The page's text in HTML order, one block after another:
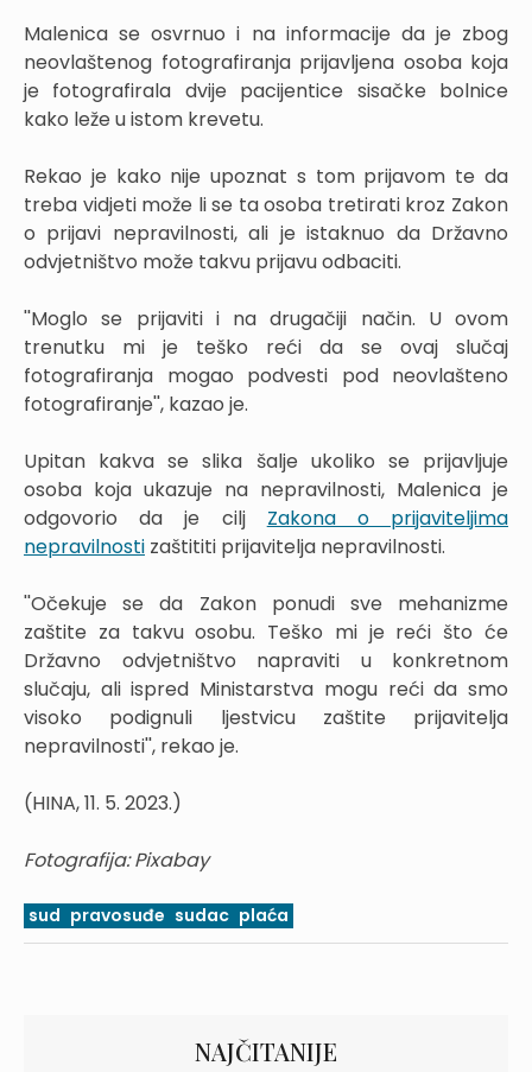
Malenica se osvrnuo i na informacije da je zbog
neovlaštenog fotografiranja prijavljena osoba koja
je fotografirala dvije pacijentice sisačke bolnice
kako leže u istom krevetu.
Rekao je kako nije upoznat s tom prijavom te da
treba vidjeti može li se ta osoba tretirati kroz Zakon
o prijavi nepravilnosti, ali je istaknuo da Državno
odvjetništvo može takvu prijavu odbaciti.
''Moglo se prijaviti i na drugačiji način. U ovom
trenutku mi je teško reći da se ovaj slučaj
fotografiranja mogao podvesti pod neovlašteno
fotografiranje'', kazao je.
Upitan kakva se slika šalje ukoliko se prijavljuje
osoba koja ukazuje na nepravilnosti, Malenica je
odgovorio da je cilj Zakona o prijaviteljima
nepravilnosti zaštititi prijavitelja nepravilnosti.
''Očekuje se da Zakon ponudi sve mehanizme
zaštite za takvu osobu. Teško mi je reći što će
Državno odvjetništvo napraviti u konkretnom
slučaju, ali ispred Ministarstva mogu reći da smo
visoko podignuli ljestvicu zaštite prijavitelja
nepravilnosti'', rekao je.
(HINA, 11. 5. 2023.)
Fotografija: Pixabay
sud pravosuđe sudac plaća
NAJČITANIJE